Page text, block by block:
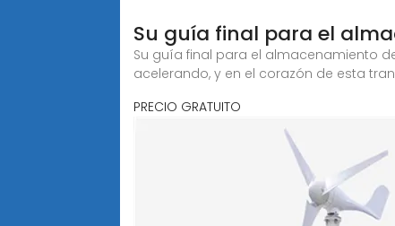
Su guía final para el
Su guía final para el almacenamiento
acelerando, y en el corazón de esta
PRECIO GRATUITO